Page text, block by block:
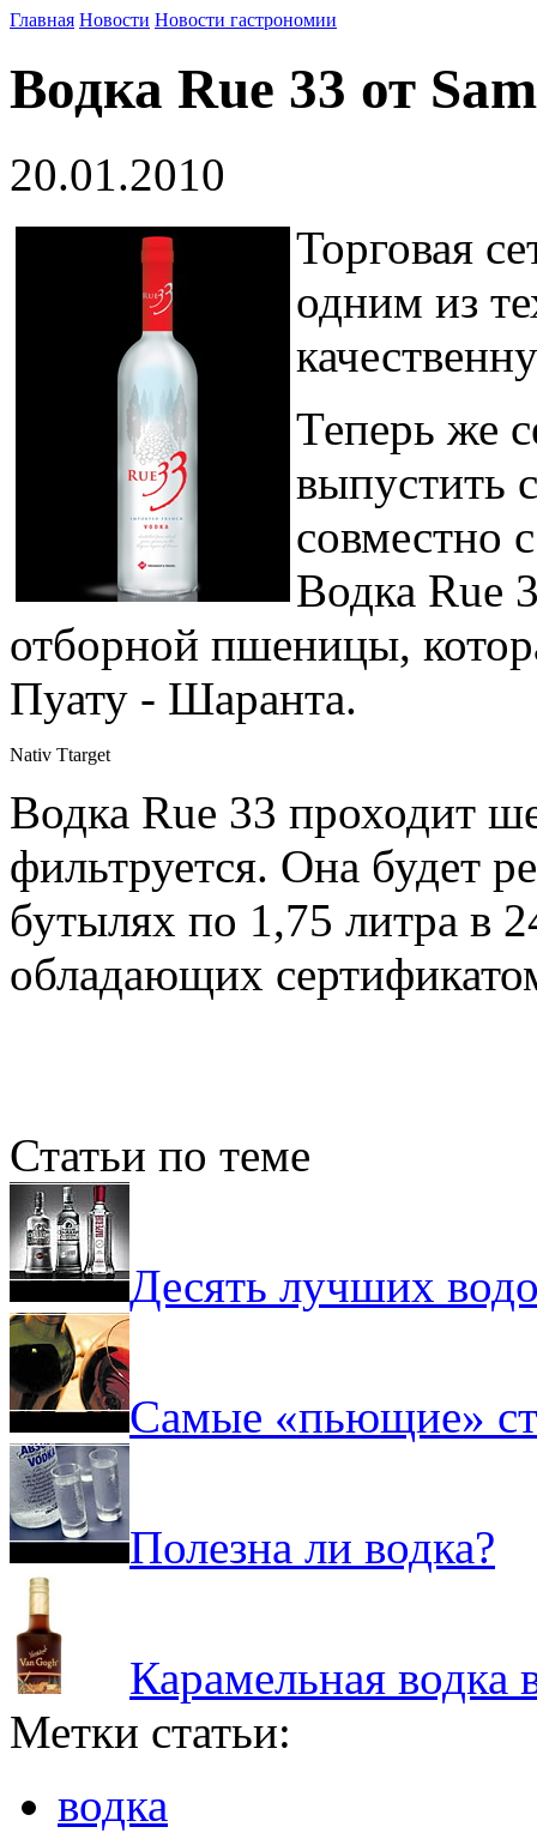
Главная Новости Новости гастрономии
Водка Rue 33 от
20.01.2010
Торговая
одним из
Теперь же
выпустить
совместно
Водка Rue
отборной пшеницы,
Пуату - Шаранта.
Nativ Ttarget
Водка Rue 33 проходит
фильтруется. Она будет
бутылях по 1,75 литра в
обладающих
Статьи по теме
Десять лучших
Самые «пьющие»
Полезна ли водка?
Карамельная водка
Метки статьи:
водка